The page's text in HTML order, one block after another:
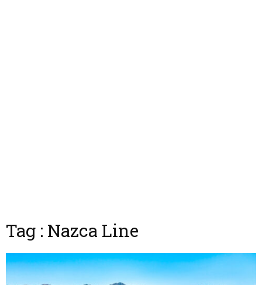
Tag : Nazca Line